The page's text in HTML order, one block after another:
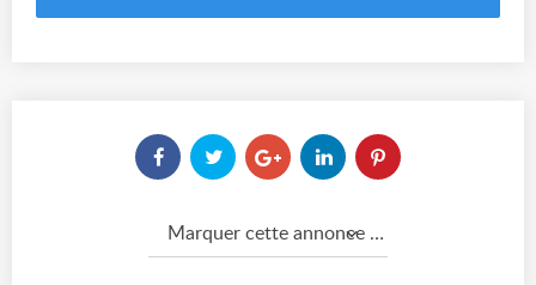
Marquer cette annonce comme...